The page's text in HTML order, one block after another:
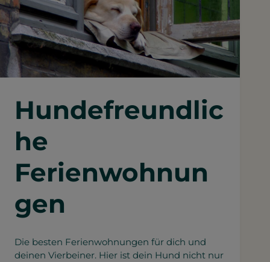
Hundefreundlic
he
Ferienwohnun
gen
Die besten Ferienwohnungen für dich und
deinen Vierbeiner. Hier ist dein Hund nicht nur